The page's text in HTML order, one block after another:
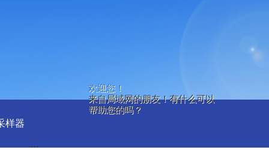
欢迎您！
来自局域网的朋友！有什么可以
帮助您的吗？
样器